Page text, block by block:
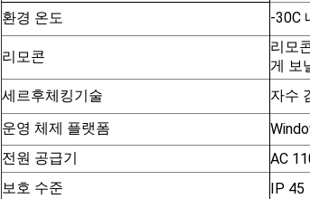
환경 온도
-30C
리모콘
리모
게 보
세르후체킹기술
자수
운영 체제 플랫폼
전원 공급기
AC
보호 수준
IP 45